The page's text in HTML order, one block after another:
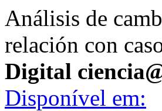
Análisis de
relación con
Digital
Disponível em: